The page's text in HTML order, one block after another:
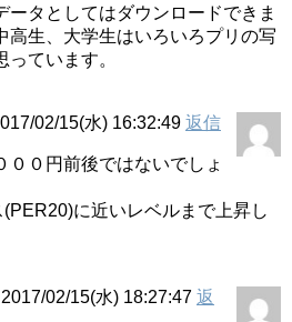
ータとしてはダウンロードできま
高生、大学生はいろいろプリの写
ています。
02/15(水) 16:32:49 返信
００円前後ではないでしょ
(PER20)に近いレベルまで上昇し
02/15(水) 18:27:47 返